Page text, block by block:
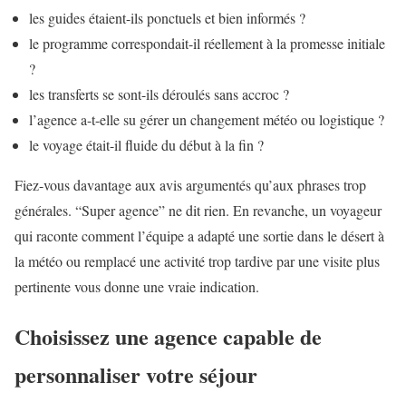
les guides étaient-ils ponctuels et bien informés ?
le programme correspondait-il réellement à la promesse initiale
?
les transferts se sont-ils déroulés sans accroc ?
l’agence a-t-elle su gérer un changement météo ou logistique ?
le voyage était-il fluide du début à la fin ?
Fiez-vous davantage aux avis argumentés qu’aux phrases trop
générales. “Super agence” ne dit rien. En revanche, un voyageur
qui raconte comment l’équipe a adapté une sortie dans le désert à
la météo ou remplacé une activité trop tardive par une visite plus
pertinente vous donne une vraie indication.
Choisissez une agence capable de
personnaliser votre séjour